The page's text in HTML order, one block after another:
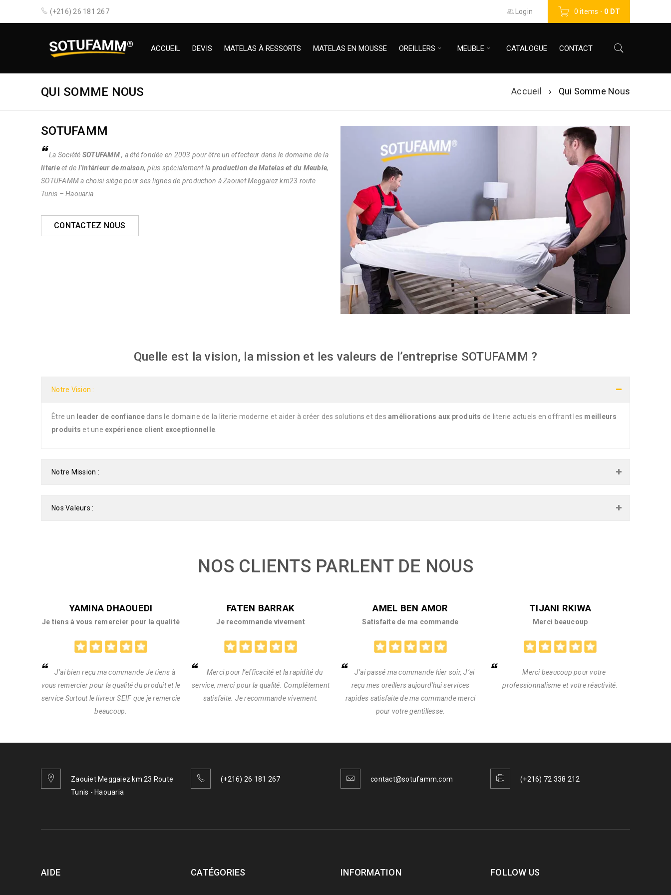
(+216) 26 181 267 0 items - 0 DT
Login
ACCUEIL DEVIS MATELAS À RESSORTS MATELAS EN MOUSSE OREILLERS MEUBLE CATALOGUE CONTACT
QUI SOMME NOUS Accueil › Qui Somme Nous
SOTUFAMM
La Société SOTUFAMM, a été fondée en 2003 pour être un effecteur dans le domaine de la
literieet de l’intérieur de maison, plus spécialement la production de Matelas et du Meuble,
SOTUFAMM a choisi siège pour ses lignes de production à Zaouiet Meggaiez km23 route
Tunis – Haouaria.
CONTACTEZ NOUS
Quelle est la vision, la mission et les valeurs de l’entreprise SOTUFAMM ?
Notre Vision :
Être un leader de confiancedans le domaine de la literie moderne et aider à créer des solutions et des améliorations aux produits de literie actuels en offrant les meilleurs
produits et une expérience client exceptionnelle.
Notre Mission :
Nos Valeurs :
NOS CLIENTS PARLENT DE NOUS
YAMINA DHAOUEDI
Je tiens à vous remercier pour la qualité
J’ai bien reçu ma commande Je tiens à
vous remercier pour la qualité du produit et le
service Surtout le livreur SEIF que je remercie
beaucoup.
FATEN BARRAK
Je recommande vivement
Merci pour l’efficacité et la rapidité du
service, merci pour la qualité. Complétement
satisfaite. Je recommande vivement.
AMEL BEN AMOR
Satisfaite de ma commande
J’ai passé ma commande hier soir, J’ai
reçu mes oreillers aujourd’hui services
rapides satisfaite de ma commande merci
pour votre gentillesse.
TIJANI RKIWA
Merci beaucoup
Merci beaucoup pour votre
professionnalisme et votre réactivité.
Zaouiet Meggaiez km 23 Route
Tunis - Haouaria
(+216) 26 181 267 contact@sotufamm.com (+216) 72 338 212
AIDE CATÉGORIES INFORMATION FOLLOW US